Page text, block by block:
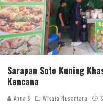
Sarapan Soto Kuning
Kencana
Anna S Wisata Nusantara